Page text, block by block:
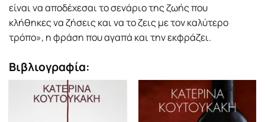
είναι να αποδέχεσαι το σενάριο της ζωής που
κλήθηκες να ζήσεις και να το ζεις µε τον καλύτερο
τρόπο», η φράση που αγαπά και την εκφράζει.
Βιβλιογραφία: